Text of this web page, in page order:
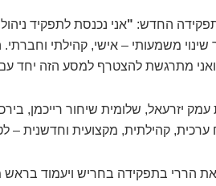
החדש: "אני נכנסת לתפקיד
שינוי משמעותי – אישי, קהילתי
מתרגשת להצטרף למסע הזה יחד
יזרעאל, שלומית שיחור רייכמן,
קהילתית, מקצועית וחדשנית –
את הררי בתפקידה בחריש ויעמוד